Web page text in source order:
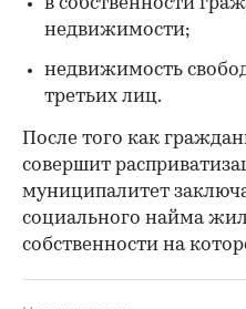
недвижимости;
недвижимость
третьих лиц.
После того как
совершит
муниципалитет
социального найма
собственности на